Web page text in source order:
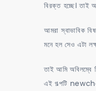
বিরক্ত হচ্ছে। তাই
আমরা স্বাভাবিক
মনে হল সেও এটা
তাই আমি অবিলম্বে
এই গল্পটি